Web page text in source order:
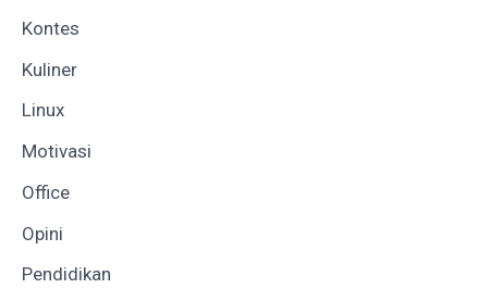
Kontes
Kuliner
Linux
Motivasi
Office
Opini
Pendidikan